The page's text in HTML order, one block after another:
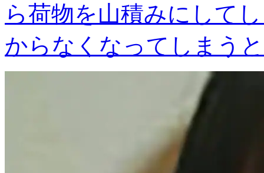
ら荷物を山積みにして
からなくなってしまう